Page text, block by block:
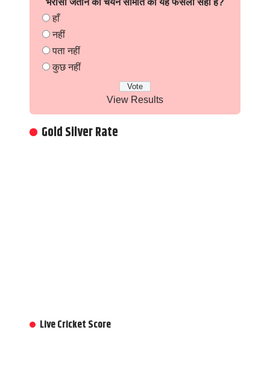
हाँ
नहीं
पता नहीं
कुछ नहीं
View Results
Gold Silver Rate
Live Cricket Score